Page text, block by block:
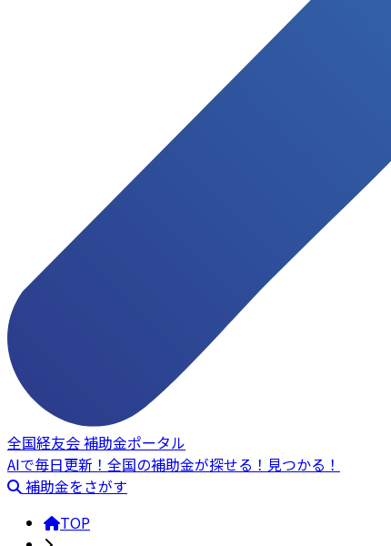
全国経友会 補助金ポータル
AIで毎日更新！全国の補助金が探せる！見つかる！
補助金をさがす
TOP